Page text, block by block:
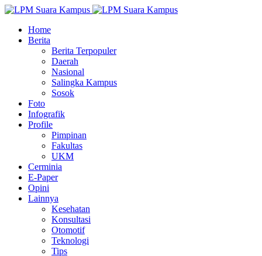
Home
Berita
Berita Terpopuler
Daerah
Nasional
Salingka Kampus
Sosok
Foto
Infografik
Profile
Pimpinan
Fakultas
UKM
Cerminia
E-Paper
Opini
Lainnya
Kesehatan
Konsultasi
Otomotif
Teknologi
Tips